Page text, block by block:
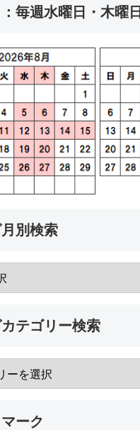
毎週水曜日・木曜日
別検索
テゴリー検索
ーク